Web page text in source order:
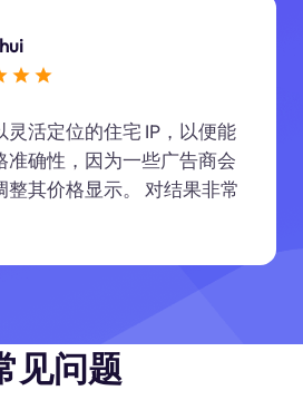
活定位的住宅 IP，以便能
准确性，因为一些广告商会
其价格显示。 对结果非常
见问题